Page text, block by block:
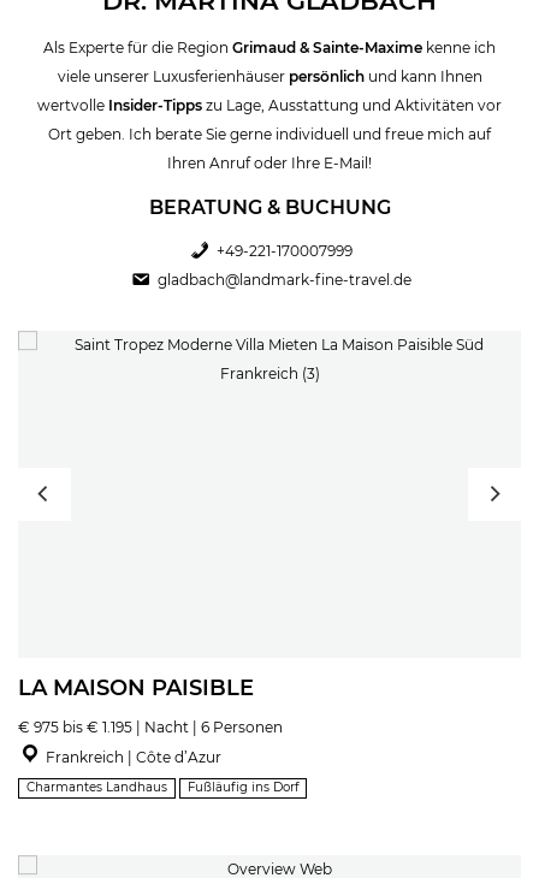
Als Experte für die Region Grimaud & Sainte-Maxime kenne ich
viele unserer Luxusferienhäuser persönlichund kann Ihnen
wertvolle Insider-Tipps zu Lage, Ausstattung und Aktivitäten vor
Ort geben. Ich berate Sie gerne individuell und freue mich auf
Ihren Anruf oder Ihre E-Mail!
BERATUNG & BUCHUNG
+49-221-170007999
gladbach@landmark-fine-travel.de
LA MAISON PAISIBLE
€ 975 bis € 1.195 | Nacht | 6 Personen
Frankreich | Côte d’Azur
Charmantes Landhaus Fußläufig ins Dorf